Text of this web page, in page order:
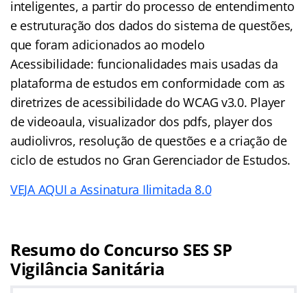
inteligentes, a partir do processo de entendimento
e estruturação dos dados do sistema de questões,
que foram adicionados ao modelo
Acessibilidade: funcionalidades mais usadas da
plataforma de estudos em conformidade com as
diretrizes de acessibilidade do WCAG v3.0. Player
de videoaula, visualizador dos pdfs, player dos
audiolivros, resolução de questões e a criação de
ciclo de estudos no Gran Gerenciador de Estudos.
VEJA AQUI a Assinatura Ilimitada 8.0
Resumo do Concurso SES SP
Vigilância Sanitária